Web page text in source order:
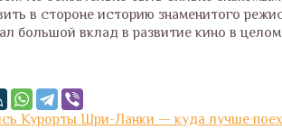
в стороне историю знаменитого
большой вклад в развитие кино в
Курорты Шри-Ланки — куда лучше